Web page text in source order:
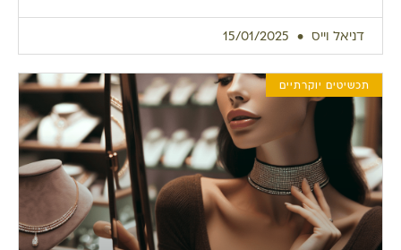
דניאל וייס
תכשיטים יוקרתיים